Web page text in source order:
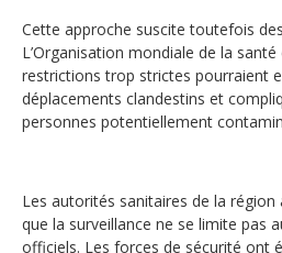
Cette approche suscite toutefois
L’Organisation mondiale de la
restrictions trop strictes pourraient
déplacements clandestins et
personnes potentiellement
Les autorités sanitaires de la
que la surveillance ne se limite pas
officiels. Les forces de sécurité ont